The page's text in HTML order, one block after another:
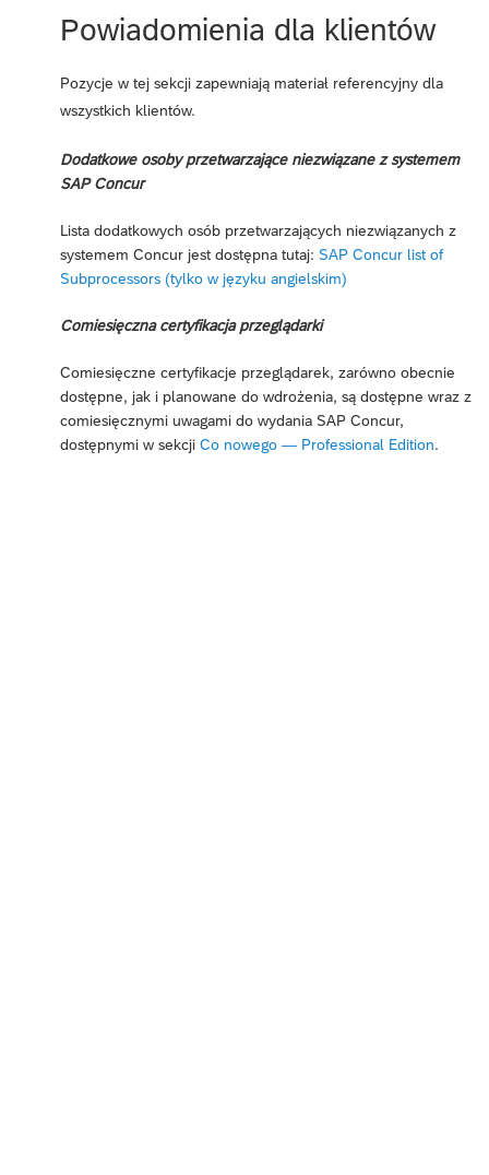
Powiadomienia dla klientów
Pozycje w tej sekcji zapewniają materiał referencyjny dla
wszystkich klientów.
Dodatkowe osoby przetwarzające niezwiązane z systemem
SAP Concur
Lista dodatkowych osób przetwarzających niezwiązanych z
systemem Concur jest dostępna tutaj: SAP Concur list of
Subprocessors (tylko w języku angielskim)
Comiesięczna certyfikacja przeglądarki
Comiesięczne certyfikacje przeglądarek, zarówno obecnie
dostępne, jak i planowane do wdrożenia, są dostępne wraz z
comiesięcznymi uwagami do wydania SAP Concur,
dostępnymi w sekcji Co nowego — Professional Edition.